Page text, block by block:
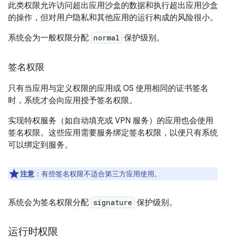
此类权限允许访问超出应用沙盒的数据和执行超出应用沙盒
的操作，但对用户隐私和其他应用的运行构成的风险很小。
系统会为一般权限分配 normal 保护级别。
签名权限
只有当应用与定义权限的应用或 OS 使用相同的证书签名
时，系统才会向应用授予签名权限。
实现特权服务（如自动填充或 VPN 服务）的应用也会使用
签名权限。这些应用需要服务绑定签名权限，以便只有系统
可以绑定到服务。
注意 ：有些签名权限不适合第三方应用使用。
系统会为签名权限分配 signature 保护级别。
运行时权限